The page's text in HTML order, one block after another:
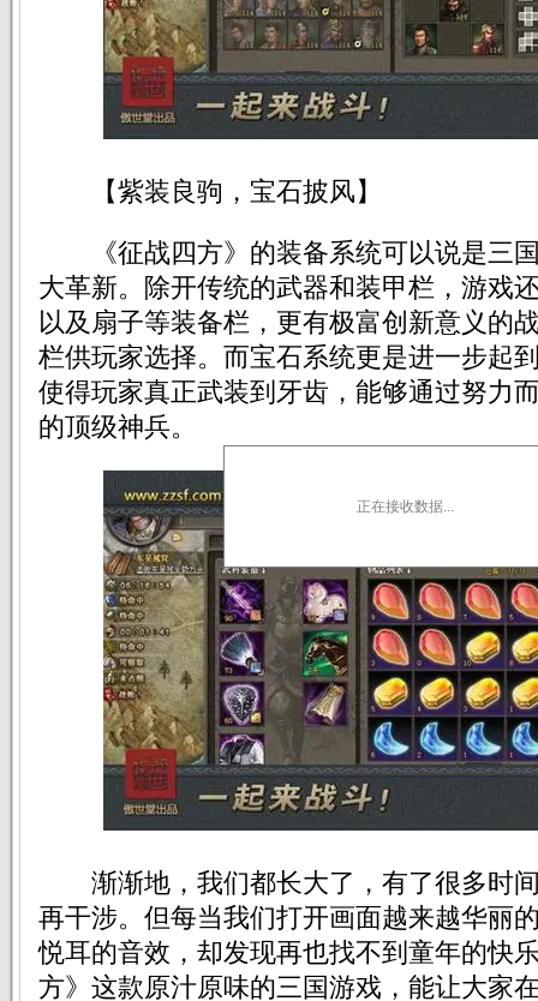
【紫装良驹，宝石披风】
《征战四方》的装备系统可以说是三
大革新。除开传统的武器和装甲栏，游戏
以及扇子等装备栏，更有极富创新意义的
栏供玩家选择。而宝石系统更是进一步起
使得玩家真正武装到牙齿，能够通过努力
的顶级神兵。
渐渐地，我们都长大了，有了很多时
再干涉。但每当我们打开画面越来越华丽
悦耳的音效，却发现再也找不到童年的快
方》这款原汁原味的三国游戏，能让大家
正在接收数据...